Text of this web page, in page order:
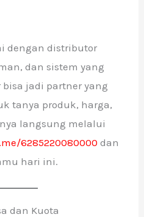
dengan distributor
dan sistem yang
jadi partner yang
tanya produk, harga,
langsung melalui
6285220080000 dan
hari ini.
dan Kuota